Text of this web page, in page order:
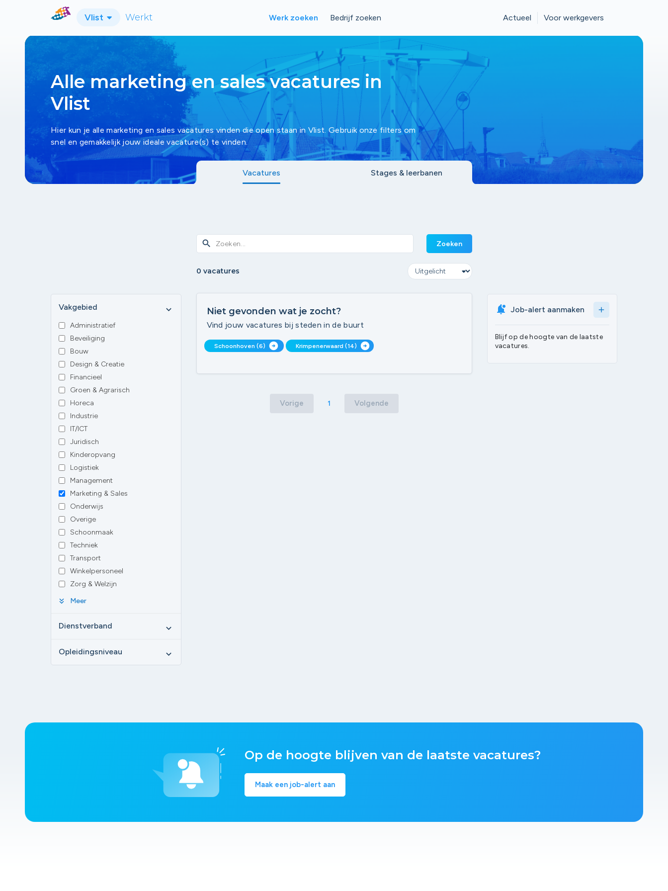
Vlist Werkt Werk zoeken Bedrijf zoeken Actueel Voor werkgevers
Alle marketing en sales vacatures in
Vlist
Hier kun je alle marketing en sales vacatures vinden die open staan in Vlist. Gebruik onze filters om
snel en gemakkelijk jouw ideale vacature(s) te vinden.
Vacatures Stages & leerbanen
Vakgebied expand_more
Administratief
Beveiliging
Bouw
Design & Creatie
Financieel
Groen & Agrarisch
Horeca
Industrie
IT/ICT
Juridisch
Kinderopvang
Logistiek
Management
Marketing & Sales
Onderwijs
Overige
Schoonmaak
Techniek
Transport
Winkelpersoneel
Zorg & Welzijn
keyboard_double_arrow_down Meer
Dienstverband expand_more
Opleidingsniveau expand_more
search Zoeken
0 vacatures
Niet gevonden wat je zocht?
Vind jouw vacatures bij steden in de buurt
Schoonhoven (6) arrow_circle_right Krimpenerwaard (14) arrow_circle_right
Vorige 1 Volgende
Job-alert aanmaken add
Blijf op de hoogte van de laatste
vacatures.
Op de hoogte blijven van de laatste vacatures?
Maak een job-alert aan